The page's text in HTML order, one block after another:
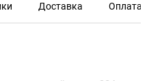
Доставка Оплата